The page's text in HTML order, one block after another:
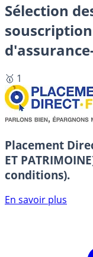
Sélection
🥇 1
Placement
ET
conditions).
En savoir plus